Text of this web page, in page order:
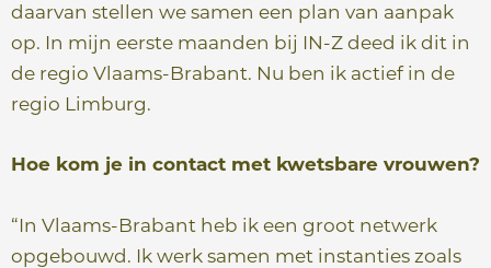
daarvan stellen we samen een plan van aanpak
op. In mijn eerste maanden bij IN-Z deed ik dit in
de regio Vlaams-Brabant. Nu ben ik actief in de
regio Limburg.
Hoe kom je in contact met kwetsbare vrouwen?
“In Vlaams-Brabant heb ik een groot netwerk
opgebouwd. Ik werk samen met instanties zoals